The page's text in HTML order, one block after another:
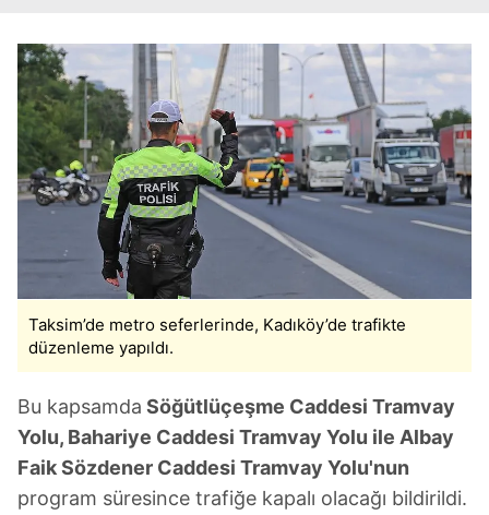
Taksim’de metro seferlerinde, Kadıköy’de trafikte
düzenleme yapıldı.
Bu kapsamda Söğütlüçeşme Caddesi Tramvay
Yolu, Bahariye Caddesi Tramvay Yolu ile Albay
Faik Sözdener Caddesi Tramvay Yolu'nun
program süresince trafiğe kapalı olacağı bildirildi.